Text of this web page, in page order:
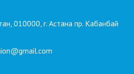
010000, г. Астана пр. Кабанбай